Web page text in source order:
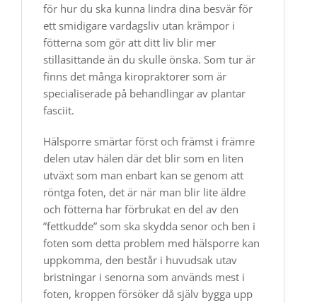
för hur du ska kunna lindra dina besvär för
ett smidigare vardagsliv utan krämpor i
fötterna som gör att ditt liv blir mer
stillasittande än du skulle önska. Som tur är
finns det många kiropraktorer som är
specialiserade på behandlingar av plantar
fasciit.
Hälsporre smärtar först och främst i främre
delen utav hälen där det blir som en liten
utväxt som man enbart kan se genom att
röntga foten, det är när man blir lite äldre
och fötterna har förbrukat en del av den
”fettkudde” som ska skydda senor och ben i
foten som detta problem med hälsporre kan
uppkomma, den består i huvudsak utav
bristningar i senorna som används mest i
foten, kroppen försöker då själv bygga upp